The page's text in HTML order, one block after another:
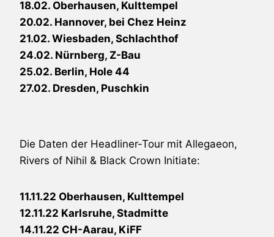
18.02. Oberhausen, Kulttempel
20.02. Hannover, bei Chez Heinz
21.02. Wiesbaden, Schlachthof
24.02. Nürnberg, Z-Bau
25.02. Berlin, Hole 44
27.02. Dresden, Puschkin
Die Daten der Headliner-Tour mit Allegaeon,
Rivers of Nihil & Black Crown Initiate:
11.11.22 Oberhausen, Kulttempel
12.11.22 Karlsruhe, Stadmitte
14.11.22 CH-Aarau, KiFF